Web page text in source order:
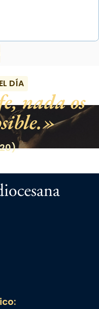
DÍA
nada os